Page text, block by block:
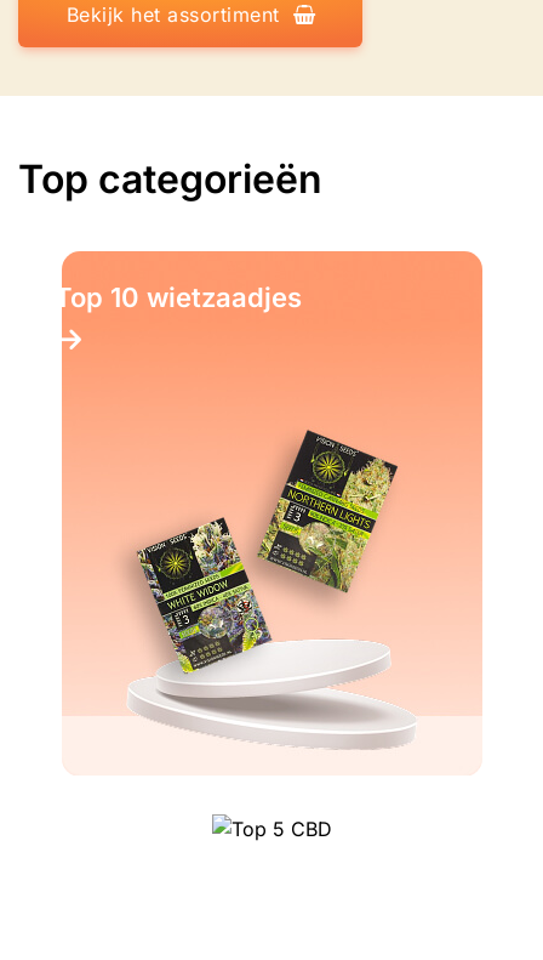
Bekijk het assortiment
Top categorieën
Top 10 wietzaadjes